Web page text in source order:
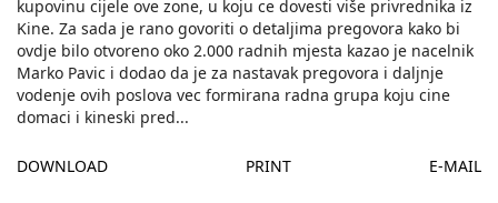
kupovinu cijele ove zone, u koju ce dovesti više privrednika iz
Kine. Za sada je rano govoriti o detaljima pregovora kako bi
ovdje bilo otvoreno oko 2.000 radnih mjesta kazao je nacelnik
Marko Pavic i dodao da je za nastavak pregovora i daljnje
vodenje ovih poslova vec formirana radna grupa koju cine
domaci i kineski pred...
DOWNLOAD PRINT E-MAIL